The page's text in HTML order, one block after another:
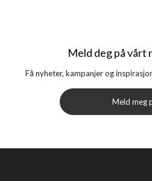
Meld deg på vårt
Få nyheter, kampanjer og
Meld meg